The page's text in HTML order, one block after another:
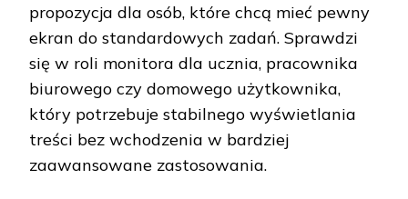
propozycja dla osób, które chcą mieć pewny
ekran do standardowych zadań. Sprawdzi
się w roli monitora dla ucznia, pracownika
biurowego czy domowego użytkownika,
który potrzebuje stabilnego wyświetlania
treści bez wchodzenia w bardziej
zaawansowane zastosowania.